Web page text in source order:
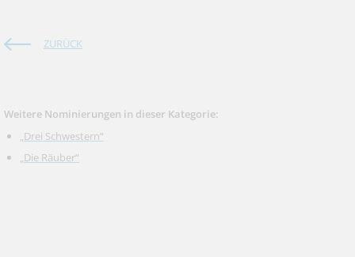
ZURÜCK
Weitere Nominierungen in dieser Kategorie:
„Drei Schwestern“
„Die Räuber“